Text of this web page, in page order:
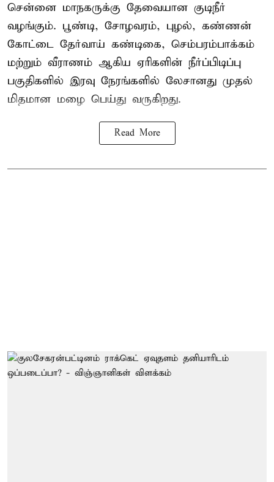
சென்னை மாநகருக்கு தேவையான குடிநீர்
வழங்கும். பூண்டி, சோழவரம், புழல், கண்ணன்
கோட்டை தேர்வாய் கண்டிகை, செம்பரம்பாக்கம்
மற்றும் வீராணம் ஆகிய ஏரிகளின் நீர்ப்பிடிப்பு
பகுதிகளில் இரவு நேரங்களில் லேசானது முதல்
மிதமான மழை பெய்து வருகிறது.
Read More